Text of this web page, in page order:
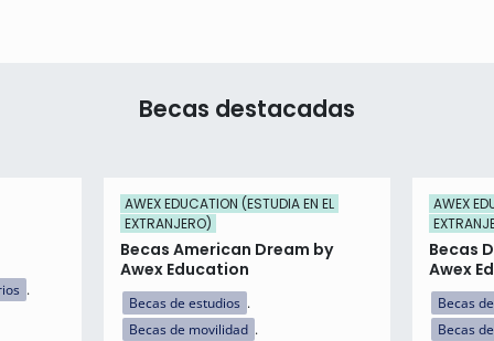
Becas destacadas
AWEX EDUCATION (ESTUDIA EN EL
EXTRANJERO)
Becas American Dream by
Awex Education
Becas de estudios
Becas de movilidad
AWEX
Becas
Awex
Becas
Becas